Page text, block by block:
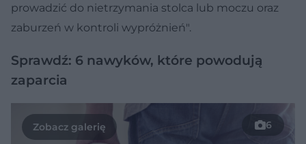
prowadzić do nietrzymania stolca lub moczu oraz
zaburzeń w kontroli wypróżnień".
Sprawdź: 6 nawyków, które powodują
zaparcia
6